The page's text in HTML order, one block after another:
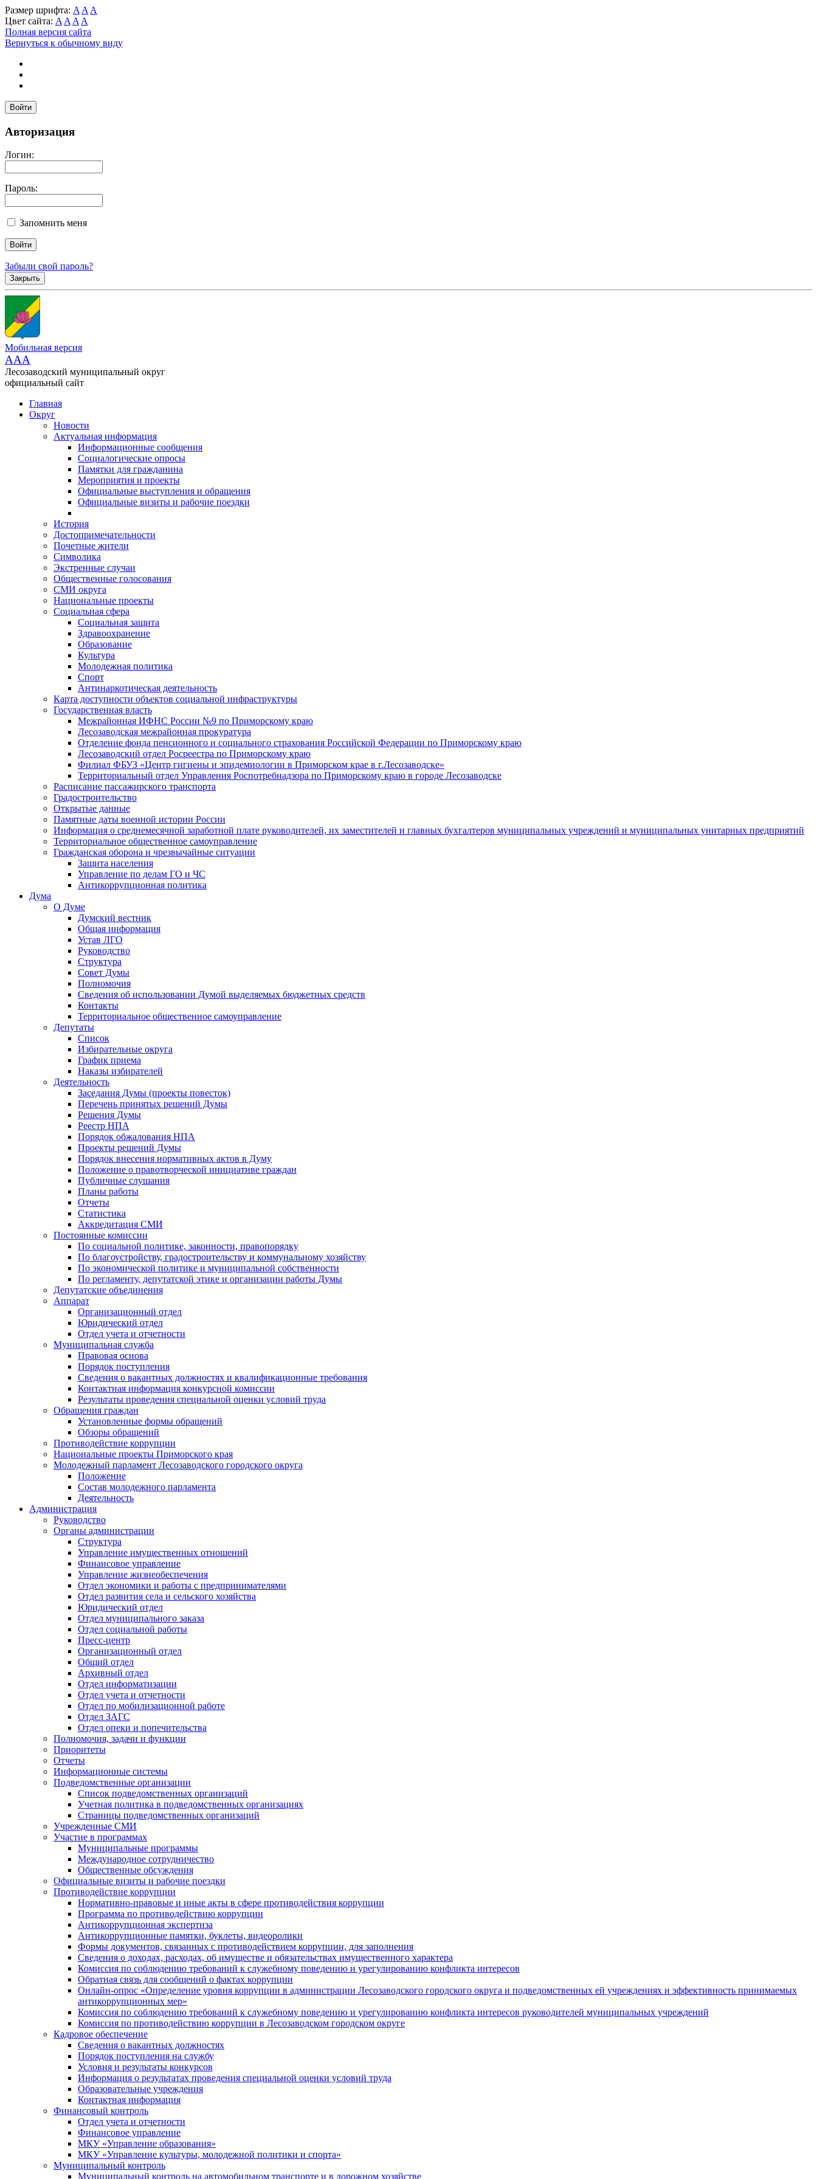
Размер шрифта: A A A
Цвет сайта: A A A A
Полная версия сайта
Вернуться к обычному виду
Войти
Авторизация
Логин:
Пароль:
Запомнить меня
Забыли свой пароль?
Закрыть
Мобильная версия
AAA
Лесозаводский муниципальный округ
официальный сайт
Главная
Округ
Новости
Актуальная информация
Информационные сообщения
Социалогические опросы
Памятки для гражданина
Мероприятия и проекты
Официальные выступления и обращения
Официальные визиты и рабочие поездки
История
Достопримечательности
Почетные жители
Символика
Экстренные случаи
Общественные голосования
СМИ округа
Национальные проекты
Социальная сфера
Социальная защита
Здравоохранение
Образование
Культура
Молодежная политика
Спорт
Антинаркотическая деятельность
Карта доступности объектов социальной инфраструктуры
Государственная власть
Межрайонная ИФНС России №9 по Приморскому краю
Лесозаводская межрайонная прокуратура
Отделение фонда пенсионного и социального страхования Российской Федерации по Приморскому краю
Лесозаводский отдел Росреестра по Приморскому краю
Филиал ФБУЗ «Центр гигиены и эпидемиологии в Приморском крае в г.Лесозаводске»
Территориальный отдел Управления Роспотребнадзора по Приморскому краю в городе Лесозаводске
Расписание пассажирского транспорта
Градостроительство
Открытые данные
Памятные даты военной истории России
Информация о среднемесячной заработной плате руководителей, их заместителей и главных бухгалтеров муниципальных учреждений и муниципальных унитарных предприятий
Территориальное общественное самоуправление
Гражданская оборона и чрезвычайные ситуации
Защита населения
Управление по делам ГО и ЧС
Антикоррупционная политика
Дума
О Думе
Думский вестник
Общая информация
Устав ЛГО
Руководство
Структура
Совет Думы
Полномочия
Сведения об использовании Думой выделяемых бюджетных средств
Контакты
Территориальное общественное самоуправление
Депутаты
Список
Избирательные округа
График приема
Наказы избирателей
Деятельность
Заседания Думы (проекты повесток)
Перечень принятых решений Думы
Решения Думы
Реестр НПА
Порядок обжалования НПА
Проекты решений Думы
Порядок внесения нормативных актов в Думу
Положение о правотворческой инициативе граждан
Публичные слушания
Планы работы
Отчеты
Статистика
Аккредитация СМИ
Постоянные комиссии
По социальной политике, законности, правопорядку
По благоустройству, градостроительству и коммунальному хозяйству
По экономической политике и муниципальной собственности
По регламенту, депутатской этике и организации работы Думы
Депутатские объединения
Аппарат
Организационный отдел
Юридический отдел
Отдел учета и отчетности
Муниципальная служба
Правовая основа
Порядок поступления
Сведения о вакантных должностях и квалификационные требования
Контактная информация конкурсной комиссии
Результаты проведения специальной оценки условий труда
Обращения граждан
Установленные формы обращений
Обзоры обращений
Противодействие коррупции
Национальные проекты Приморского края
Молодежный парламент Лесозаводского городского округа
Положение
Состав молодежного парламента
Деятельность
Администрация
Руководство
Органы администрации
Структура
Управление имущественных отношений
Финансовое управление
Управление жизнеобеспечения
Отдел экономики и работы с предпринимателями
Отдел развития села и сельского хозяйства
Юридический отдел
Отдел муниципального заказа
Отдел социальной работы
Пресс-центр
Организационный отдел
Общий отдел
Архивный отдел
Отдел информатизации
Отдел учета и отчетности
Отдел по мобилизационной работе
Отдел ЗАГС
Отдел опеки и попечительства
Полномочия, задачи и функции
Приоритеты
Отчеты
Информационные системы
Подведомственные организации
Список подведомственных организаций
Учетная политика в подведомственных организациях
Страницы подведомственных организаций
Учрежденные СМИ
Участие в программах
Муниципальные программы
Международное сотрудничество
Общественные обсуждения
Официальные визиты и рабочие поездки
Противодействие коррупции
Нормативно-правовые и иные акты в сфере противодействия коррупции
Программа по противодействию коррупции
Антикоррупционная экспертиза
Антикоррупционные памятки, буклеты, видеоролики
Формы документов, связанных с противодействием коррупции, для заполнения
Сведения о доходах, расходах, об имуществе и обязательствах имущественного характера
Комиссия по соблюдению требований к служебному поведению и урегулированию конфликта интересов
Обратная связь для сообщений о фактах коррупции
Онлайн-опрос «Определение уровня коррупции в администрации Лесозаводского городского округа и подведомственных ей учреждениях и эффективность принимаемых
антикоррупционных мер»
Комиссия по соблюдению требований к служебному поведению и урегулированию конфликта интересов руководителей муниципальных учреждений
Комиссия по противодействию коррупции в Лесозаводском городском округе
Кадровое обеспечение
Сведения о вакантных должностях
Порядок поступления на службу
Условия и результаты конкурсов
Информация о результатах проведения специальной оценки условий труда
Образовательные учреждения
Контактная информация
Финансовый контроль
Отдел учета и отчетности
Финансовое управление
МКУ «Управление образования»
МКУ «Управление культуры, молодежной политики и спорта»
Муниципальный контроль
Муниципальный контроль на автомобильном транспорте и в дорожном хозяйстве